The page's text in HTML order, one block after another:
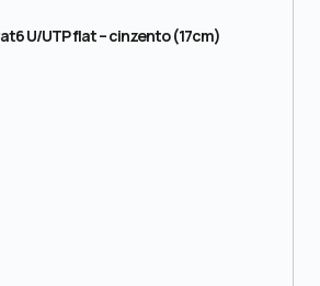
U/UTP flat – cinzento (17cm)